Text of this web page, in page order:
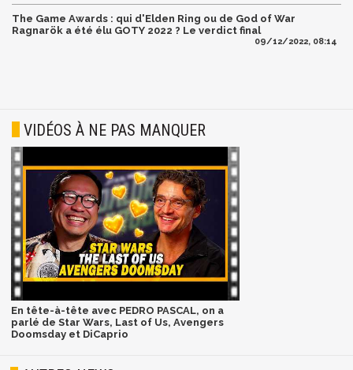
The Game Awards : qui d'Elden Ring ou de God of War
Ragnarök a été élu GOTY 2022 ? Le verdict final
09/12/2022, 08:14
VIDÉOS À NE PAS MANQUER
En tête-à-tête avec PEDRO PASCAL, on a
parlé de Star Wars, Last of Us, Avengers
Doomsday et DiCaprio